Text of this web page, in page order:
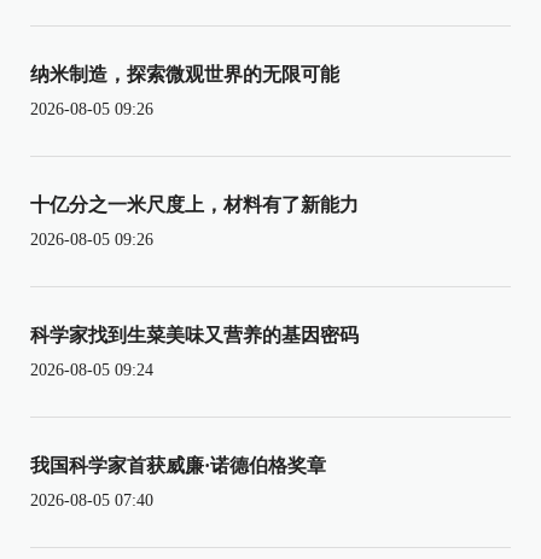
纳米制造，探索微观世界的无限可能
2026-08-05 09:26
十亿分之一米尺度上，材料有了新能力
2026-08-05 09:26
科学家找到生菜美味又营养的基因密码
2026-08-05 09:24
我国科学家首获威廉·诺德伯格奖章
2026-08-05 07:40